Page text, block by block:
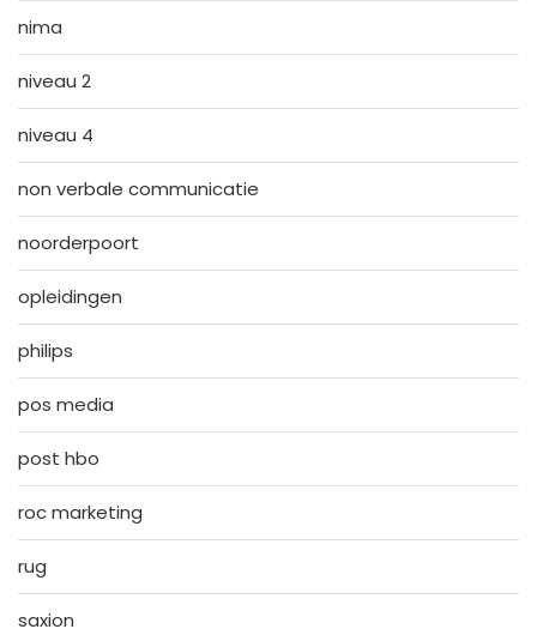
nima
niveau 2
niveau 4
non verbale communicatie
noorderpoort
opleidingen
philips
pos media
post hbo
roc marketing
rug
saxion